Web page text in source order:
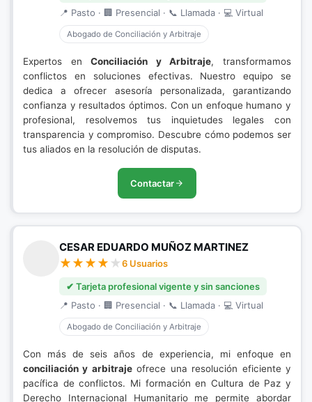
📍 Pasto · 🏢 Presencial · 📞 Llamada · 💻 Virtual
Abogado de Conciliación y Arbitraje
Expertos enConciliación y Arbitraje, transformamos
conflictos en soluciones efectivas. Nuestro equipo se
dedica a ofrecer asesoría personalizada, garantizando
confianza y resultados óptimos. Con un enfoque humano y
profesional, resolvemos tus inquietudes legales con
transparencia y compromiso. Descubre cómo podemos ser
tus aliados en la resolución de disputas.
Contactar
CESAR EDUARDO MUÑOZ MARTINEZ
6 Usuarios
✔ Tarjeta profesional vigente y sin sanciones
📍 Pasto · 🏢 Presencial · 📞 Llamada · 💻 Virtual
Abogado de Conciliación y Arbitraje
Con más de seis años de experiencia, mi enfoque en
conciliación y arbitrajeofrece una resolución eficiente y
pacífica de conflictos. Mi formación en Cultura de Paz y
Derecho Internacional Humanitario me permite abordar